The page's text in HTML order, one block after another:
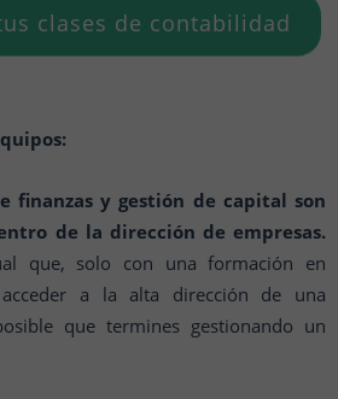
clases de contabilidad
finanzas y gestión de capital son
de la dirección de empresas.
que, solo con una formación en
acceder a la alta dirección de una
que termines gestionando un